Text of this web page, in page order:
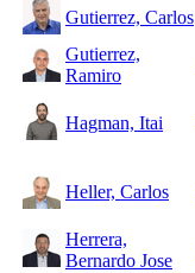
Gutierrez, Carlos
Gutierrez,
Ramiro
Hagman, Itai
Heller, Carlos
Herrera,
Bernardo Jose